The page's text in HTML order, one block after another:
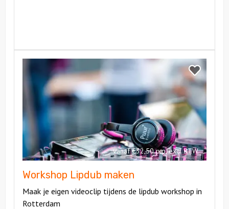
Bekijk
Workshop
Lipdub
maken
vanaf €32,50 p.p. excl BTW
Workshop Lipdub maken
Maak je eigen videoclip tijdens de lipdub workshop in
Rotterdam